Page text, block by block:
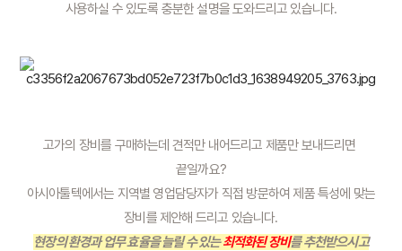
사용하실 수 있도록 충분한 설명을 도와드리고 있습니다.
고가의 장비를 구매하는데 견적만 내어드리고 제품만 보내드리면
끝일까요?
아시아툴텍에서는 지역별 영업담당자가 직접 방문하여 제품 특성에 맞는
장비를 제안해 드리고 있습니다.
현장의 환경과 업무 효율을 늘릴 수 있는 최적화된 장비를 추천받으시고